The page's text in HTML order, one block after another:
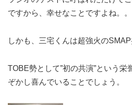
ですから、幸せなことですよね。。
しかも、三宅くんは超強火のSMAP
TOBE勢として”初の共演”という栄
ぞかし喜んでいることでしょう。